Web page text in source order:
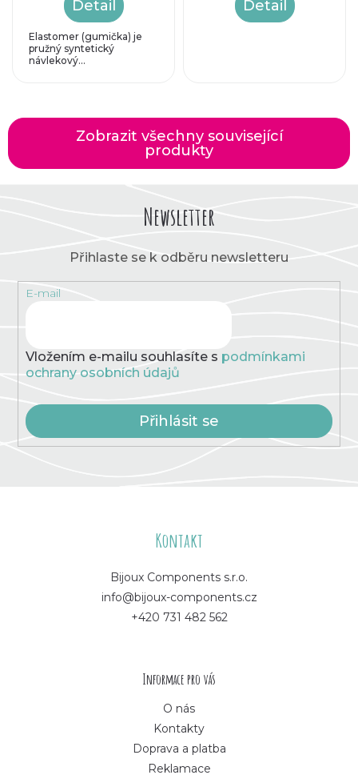
Detail
Elastomer (gumička) je
pružný syntetický
návlekový...
Detail
Zobrazit všechny související
produkty
Newsletter
Přihlaste se k odběru newsletteru
E-mail
Vložením e-mailu souhlasíte s podmínkami
ochrany osobních údajů
Přihlásit se
Kontakt
Bijoux Components s.r.o.
info@bijoux-components.cz
+420 731 482 562
Informace pro vás
O nás
Kontakty
Doprava a platba
Reklamace